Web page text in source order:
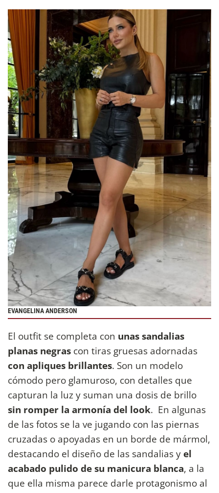
EVANGELINA ANDERSON
El outfit se completa con unas sandalias
planas negras con tiras gruesas adornadas
con apliques brillantes. Son un modelo
cómodo pero glamuroso, con detalles que
capturan la luz y suman una dosis de brillo
sin romper la armonía del look. En algunas
de las fotos se la ve jugando con las piernas
cruzadas o apoyadas en un borde de mármol,
destacando el diseño de las sandalias y el
acabado pulido de su manicura blanca, a la
que ella misma parece darle protagonismo al